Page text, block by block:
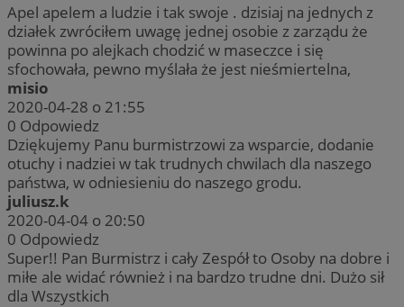
Apel apelem a ludzie i tak swoje . dzisiaj na jednych z
działek zwróciłem uwagę jednej osobie z zarządu że
powinna po alejkach chodzić w maseczce i się
sfochowała, pewno myślała że jest nieśmiertelna,
misio
2020-04-28 o 21:55
0 Odpowiedz
Dziękujemy Panu burmistrzowi za wsparcie, dodanie
otuchy i nadziei w tak trudnych chwilach dla naszego
państwa, w odniesieniu do naszego grodu.
juliusz.k
2020-04-04 o 20:50
0 Odpowiedz
Super!! Pan Burmistrz i cały Zespół to Osoby na dobre i
miłe ale widać również i na bardzo trudne dni. Dużo sił
dla Wszystkich